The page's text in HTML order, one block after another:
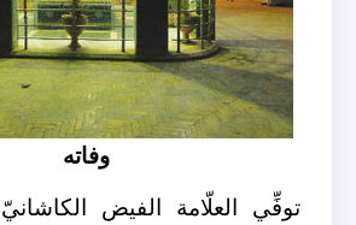
وفاته
توفِّي العلّامة الفيض الكاشانيّ